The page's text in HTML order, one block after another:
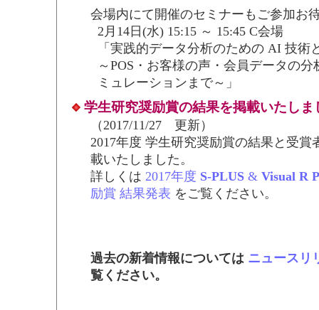
会場内にて開催のセミナーもご参加お
2月14日(水) 15:15 ～ 15:45 C会場
「実践的データ分析のための AI 技術
～POS・お客様の声・会員データの
ミュレーションまで～」
学生研究奨励賞の結果を掲載いたしま
（2017/11/27 更新）
2017年度 学生研究奨励賞の結果と受賞
載いたしました。
詳しくは 2017年度 S-PLUS& Visual R
励賞 結果発表 をご覧ください。
過去の新着情報については ニュースリ
覧ください。